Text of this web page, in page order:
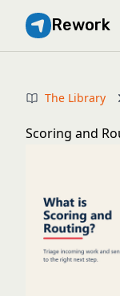
Rework
The Library
Scoring and